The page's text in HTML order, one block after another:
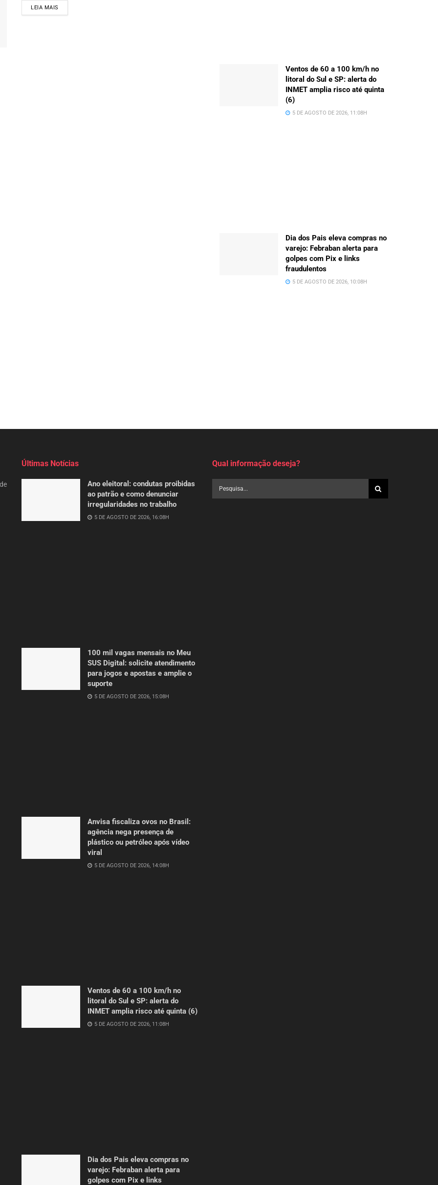
LEIA MAIS
Ventos de 60 a 100 km/h no
litoral do Sul e SP: alerta do
INMET amplia risco até quinta
(6)
5 DE AGOSTO DE 2026, 11:08H
Dia dos Pais eleva compras no
varejo: Febraban alerta para
golpes com Pix e links
fraudulentos
5 DE AGOSTO DE 2026, 10:08H
Últimas Notícias
Ano eleitoral: condutas proibidas
ao patrão e como denunciar
irregularidades no trabalho
5 DE AGOSTO DE 2026, 16:08H
100 mil vagas mensais no Meu
SUS Digital: solicite atendimento
para jogos e apostas e amplie o
suporte
5 DE AGOSTO DE 2026, 15:08H
Anvisa fiscaliza ovos no Brasil:
agência nega presença de
plástico ou petróleo após vídeo
viral
5 DE AGOSTO DE 2026, 14:08H
Ventos de 60 a 100 km/h no
litoral do Sul e SP: alerta do
INMET amplia risco até quinta (6)
5 DE AGOSTO DE 2026, 11:08H
Dia dos Pais eleva compras no
varejo: Febraban alerta para
golpes com Pix e links
Qual informação deseja?